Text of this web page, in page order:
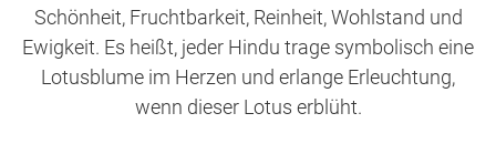
Schönheit, Fruchtbarkeit, Reinheit, Wohlstand und
Ewigkeit. Es heißt, jeder Hindu trage symbolisch eine
Lotusblume im Herzen und erlange Erleuchtung,
wenn dieser Lotus erblüht.